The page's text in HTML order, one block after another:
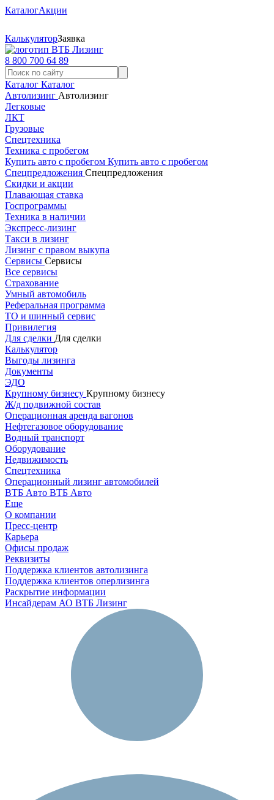
КаталогАкции
КалькуляторЗаявка
8 800 700 64 89
Каталог Каталог
Автолизинг Автолизинг
Легковые
ЛКТ
Грузовые
Спецтехника
Техника с пробегом
Купить авто с пробегом Купить авто с пробегом
Спецпредложения Спецпредложения
Скидки и акции
Плавающая ставка
Госпрограммы
Техника в наличии
Экспресс-лизинг
Такси в лизинг
Лизинг с правом выкупа
Сервисы Сервисы
Все сервисы
Страхование
Умный автомобиль
Реферальная программа
ТО и шинный сервис
Привилегия
Для сделки Для сделки
Калькулятор
Выгоды лизинга
Документы
ЭДО
Крупному бизнесу Крупному бизнесу
Ж/д подвижной состав
Операционная аренда вагонов
Нефтегазовое оборудование
Водный транспорт
Оборудование
Недвижимость
Спецтехника
Операционный лизинг автомобилей
ВТБ Авто ВТБ Авто
Еще
О компании
Пресс-центр
Карьера
Офисы продаж
Реквизиты
Поддержка клиентов автолизинга
Поддержка клиентов оперлизинга
Раскрытие информации
Инсайдерам АО ВТБ Лизинг